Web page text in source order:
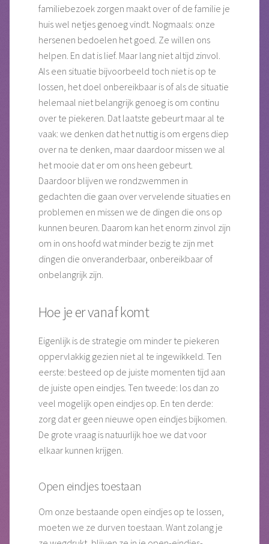
familiebezoek zorgen maakt over of de familie je
huis wel netjes genoeg vindt. Nogmaals: onze
hersenen bedoelen het goed. Ze willen ons
helpen. En dat is lief. Maar lang niet altijd zinvol.
Als een situatie bijvoorbeeld toch niet is op te
lossen, het doel onbereikbaar is of als de situatie
helemaal niet belangrijk genoeg is om continu
over te piekeren. Dat laatste gebeurt maar al te
vaak: we denken dat het nuttig is om ergens diep
over na te denken, maar daardoor missen we al
het mooie dat er om ons heen gebeurt.
Daardoor blijven we rondzwemmen in
gedachten die gaan over vervelende situaties en
problemen en missen we de dingen die ons op
kunnen beuren. Daarom kan het enorm zinvol zijn
om in ons hoofd wat minder bezig te zijn met
dingen die onveranderbaar, onbereikbaar of
onbelangrijk zijn.
Hoe je er vanaf komt
Eigenlijk is de strategie om minder te piekeren
oppervlakkig gezien niet al te ingewikkeld. Ten
eerste: besteed op de juiste momenten tijd aan
de juiste open eindjes. Ten tweede: los dan zo
veel mogelijk open eindjes op. En ten derde:
zorg dat er geen nieuwe open eindjes bijkomen.
De grote vraag is natuurlijk hoe we dat voor
elkaar kunnen krijgen.
Open eindjes toestaan
Om onze bestaande open eindjes op te lossen,
moeten we ze durven toestaan. Want zolang je